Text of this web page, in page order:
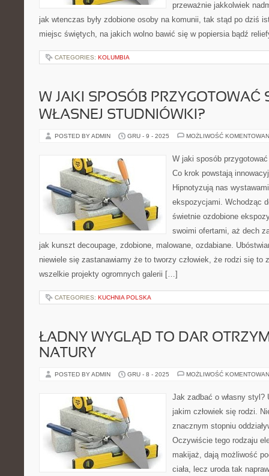
przeważnie jakkolwiek
jak wtenczas były zdobione osoby na komunii, tak stąd po dziś
miejsc świętych, na jakich wolno bawić się w popiersia bądź
CATEGORIES: KOLUMBIA
W JAKI SPOSÓB PRZYGOTOWAĆ
WŁASNEJ STUDNIÓWKI?
POSTED BY ADMIN GRU - 9 - 2025 MOŻLIWOŚĆ
W jaki sposób
Co krok powstają
Hipnotyzują nas
ekspozycjami. Wchodząc
świetnie ozdobione
swoimi ofertami, aż dech
jak kunszt decoupage, zdobione, malowane, ozdabiane.
niewiele się zastanawiamy że to tworzy człowiek, że rodzi się to
wszelkie projekty ogromnych galerii […]
CATEGORIES: KUCHNIA POLSKA
ŁADNY WYGLĄD TO DAR
NATURY
POSTED BY ADMIN GRU - 8 - 2025 MOŻLIWOŚĆ
Jak zadbać o własny styl?
jakim człowiek się rodzi.
znacznym stopniu
Oczywiście tego rodzaju
makijaż, dają możliwość
ciała, lecz uroda tak